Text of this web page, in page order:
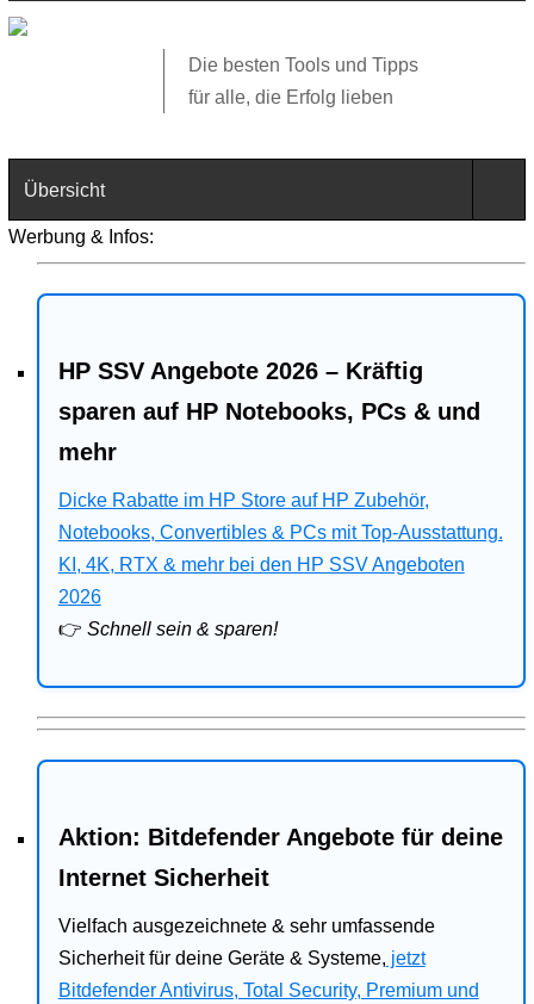
Die besten Tools und Tipps
für alle, die Erfolg lieben
Übersicht
Technik
Web
Business
Angebote
Bitdefender
Ratgeber
Werbung & Infos:
HP SSV Angebote 2026 – Kräftig
sparen auf HP Notebooks, PCs & und
mehr
Dicke Rabatte im HP Store auf HP Zubehör,
Notebooks, Convertibles & PCs mit Top-Ausstattung.
KI, 4K, RTX & mehr bei den HP SSV Angeboten
2026
👉 Schnell sein & sparen!
Aktion: Bitdefender Angebote für deine
Internet Sicherheit
Vielfach ausgezeichnete & sehr umfassende
Sicherheit für deine Geräte & Systeme, jetzt
Bitdefender Antivirus, Total Security, Premium und